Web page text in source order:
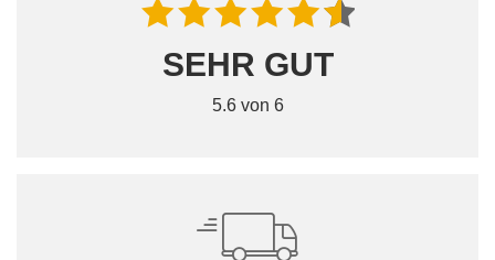
SEHR GUT
5.6 von 6